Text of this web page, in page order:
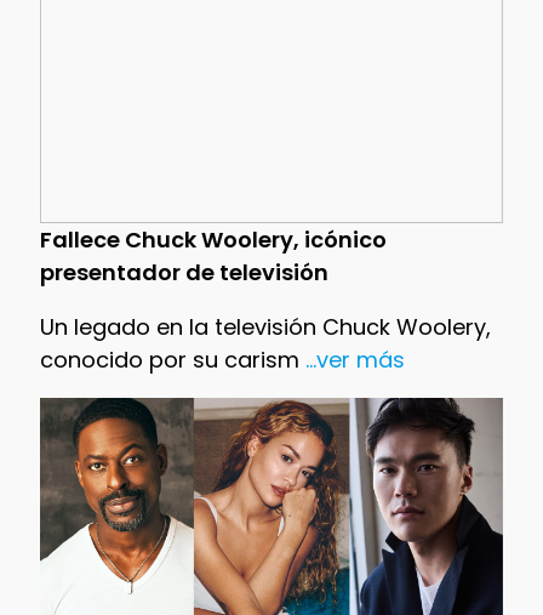
Fallece Chuck Woolery, icónico
presentador de televisión
Un legado en la televisión Chuck Woolery,
conocido por su carism ...ver más